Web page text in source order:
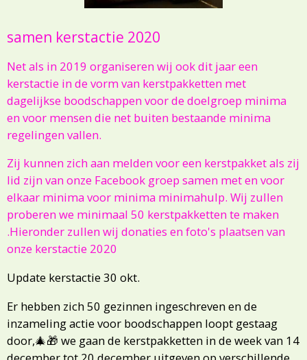
samen kerstactie 2020
Net als in 2019 organiseren wij ook dit jaar een
kerstactie in de vorm van kerstpakketten met
dagelijkse boodschappen voor de doelgroep minima
en voor mensen die net buiten bestaande minima
regelingen vallen.
Zij kunnen zich aan melden voor een kerstpakket als zij
lid zijn van onze Facebook groep samen met en voor
elkaar minima voor minima minimahulp. Wij zullen
proberen we minimaal 50 kerstpakketten te maken
.Hieronder zullen wij donaties en foto's plaatsen van
onze kerstactie 2020
Update kerstactie 30 okt.
Er hebben zich 50 gezinnen ingeschreven en de
inzameling actie voor boodschappen loopt gestaag
door,🎄🎁 we gaan de kerstpakketten in de week van 14